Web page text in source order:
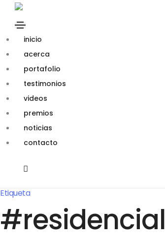
inicio
acerca
portafolio
testimonios
videos
premios
noticias
contacto
Etiqueta
#residencial